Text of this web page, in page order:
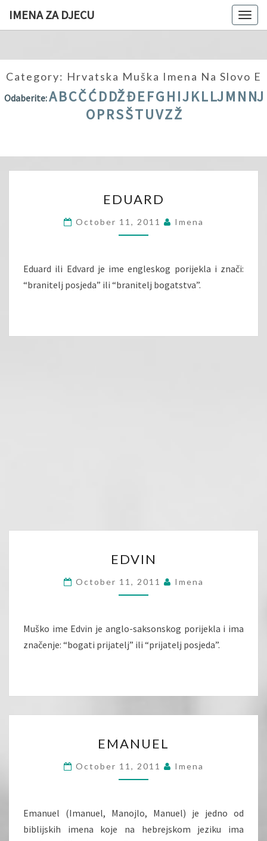
IMENA ZA DJECU
Category: Hrvatska Muška Imena Na Slovo E
Odaberite:ABCČĆDDŽĐEFGHIJKLLJMNNJ
OPRSŠTUVZŽ
EDUARD
October 11, 2011 Imena
Eduard ili Edvard je ime engleskog porijekla i znači:
“branitelj posjeda” ili “branitelj bogatstva”.
EDVIN
October 11, 2011 Imena
Muško ime Edvin je anglo-saksonskog porijekla i ima
značenje: “bogati prijatelj” ili “prijatelj posjeda”.
EMANUEL
October 11, 2011 Imena
Emanuel (Imanuel, Manojlo, Manuel) je jedno od
biblijskih imena koje na hebrejskom jeziku ima